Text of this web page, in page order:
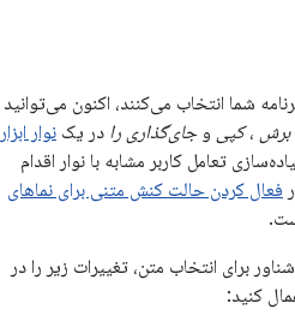
شما انتخاب می‌کنند، اکنون می‌توانید
برش ،کپی و جای‌گذاری را در یک نوار ابزار
تعامل کاربر مشابه با نوار اقدام
فعال کردن حالت کنش متنی برای نماهای
برای انتخاب متن، تغییرات زیر را در
کنید: